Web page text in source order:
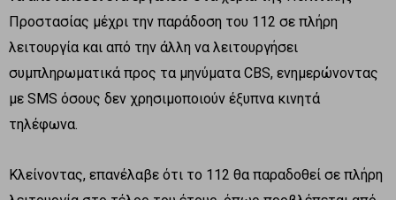
Προστασίας μέχρι την παράδοση του 112 σε πλήρη
λειτουργία και από την άλλη να λειτουργήσει
συμπληρωματικά προς τα μηνύματα CBS, ενημερώνοντας
με SMS όσους δεν χρησιμοποιούν έξυπνα κινητά
τηλέφωνα.
Κλείνοντας, επανέλαβε ότι το 112 θα παραδοθεί σε πλήρη